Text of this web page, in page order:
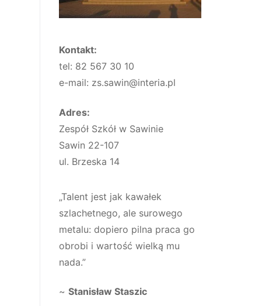
Kontakt:
tel: 82 567 30 10
e-mail: zs.sawin@interia.pl
Adres:
Zespół Szkół w Sawinie
Sawin 22-107
ul. Brzeska 14
„Talent jest jak kawałek
szlachetnego, ale surowego
metalu: dopiero pilna praca go
obrobi i wartość wielką mu
nada.”
~ Stanisław Staszic